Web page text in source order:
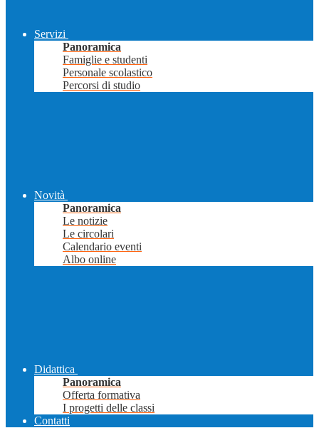
Servizi
Panoramica
Famiglie e studenti
Personale scolastico
Percorsi di studio
Novità
Panoramica
Le notizie
Le circolari
Calendario eventi
Albo online
Didattica
Panoramica
Offerta formativa
I progetti delle classi
Contatti